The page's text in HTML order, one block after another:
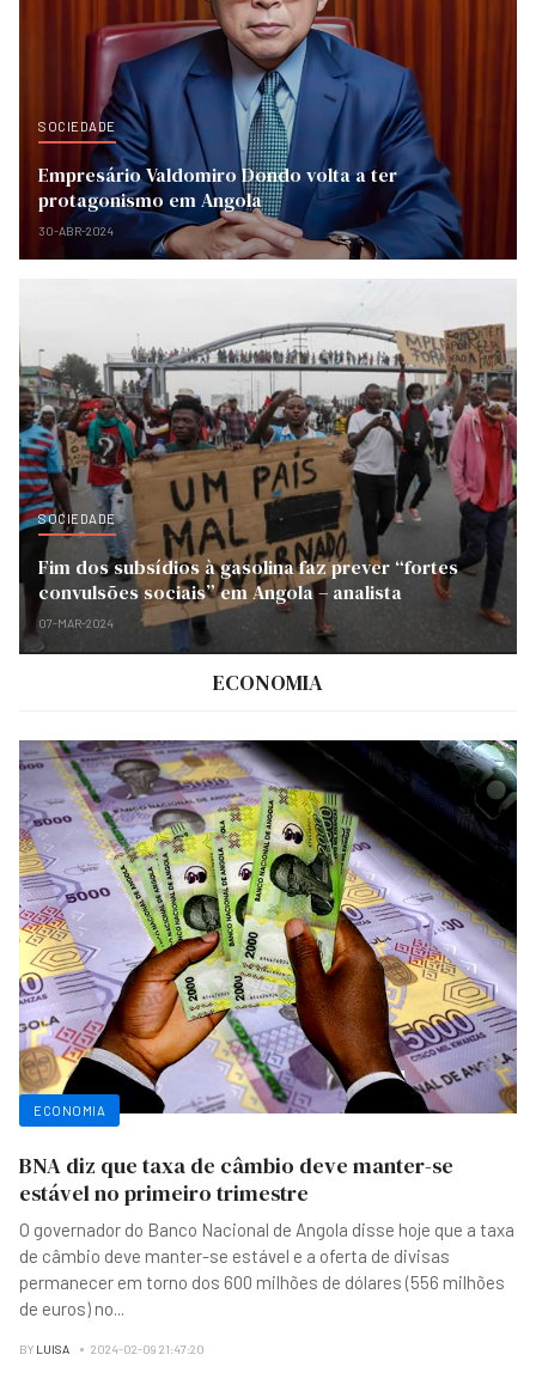
SOCIEDADE
Empresário Valdomiro Dondo volta a ter
protagonismo em Angola
30-ABR-2024
SOCIEDADE
Fim dos subsídios à gasolina faz prever “fortes
convulsões sociais” em Angola – analista
07-MAR-2024
ECONOMIA
ECONOMIA
BNA diz que taxa de câmbio deve manter-se
estável no primeiro trimestre
O governador do Banco Nacional de Angola disse hoje que a taxa
de câmbio deve manter-se estável e a oferta de divisas
permanecer em torno dos 600 milhões de dólares (556 milhões
de euros) no...
BY LUISA 2024-02-09 21:47:20